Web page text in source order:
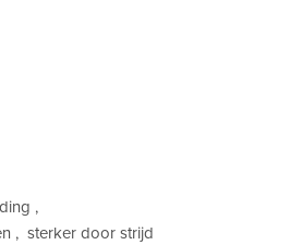
,
, sterker door strijd